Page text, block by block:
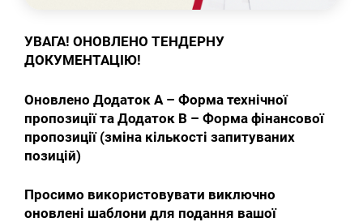
УВАГА! ОНОВЛЕНО ТЕНДЕРНУ
ДОКУМЕНТАЦІЮ!
Оновлено Додаток А – Форма технічної
пропозиції та Додаток В – Форма фінансової
пропозиції (зміна кількості запитуваних
позицій)
Просимо використовувати виключно
оновлені шаблони для подання вашої